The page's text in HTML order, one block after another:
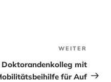
Beitrag
WEITER
Doktorandenkolleg mit
für Auf